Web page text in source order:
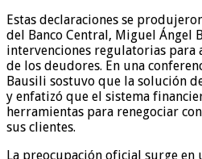
Estas declaraciones se
del Banco Central, Miguel Ángel
intervenciones regulatorias para
de los deudores. En una
Bausili sostuvo que la solución
y enfatizó que el sistema
herramientas para renegociar
sus clientes.
La preocupación oficial surge en